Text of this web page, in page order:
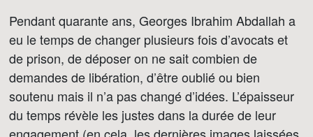
Pendant quarante ans, Georges Ibrahim Abdallah a
eu le temps de changer plusieurs fois d’avocats et
de prison, de déposer on ne sait combien de
demandes de libération, d’être oublié ou bien
soutenu mais il n’a pas changé d’idées. L’épaisseur
du temps révèle les justes dans la durée de leur
engagement (en cela, les dernières images laissées